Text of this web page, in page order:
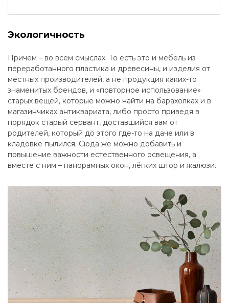
Экологичность
Причём – во всем смыслах. То есть это и мебель из
переработанного пластика и древесины, и изделия от
местных производителей, а не продукция каких-то
знаменитых брендов, и «повторное использование»
старых вещей, которые можно найти на барахолках и в
магазинчиках антиквариата, либо просто приведя в
порядок старый сервант, доставшийся вам от
родителей, который до этого где-то на даче или в
кладовке пылился. Сюда же можно добавить и
повышение важности естественного освещения, а
вместе с ним – панорамных окон, лёгких штор и жалюзи.